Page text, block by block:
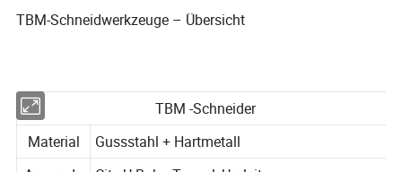
TBM-Schneidwerkzeuge – Übersicht
TBM -Schneider
Material
Gussstahl + Hartmetall